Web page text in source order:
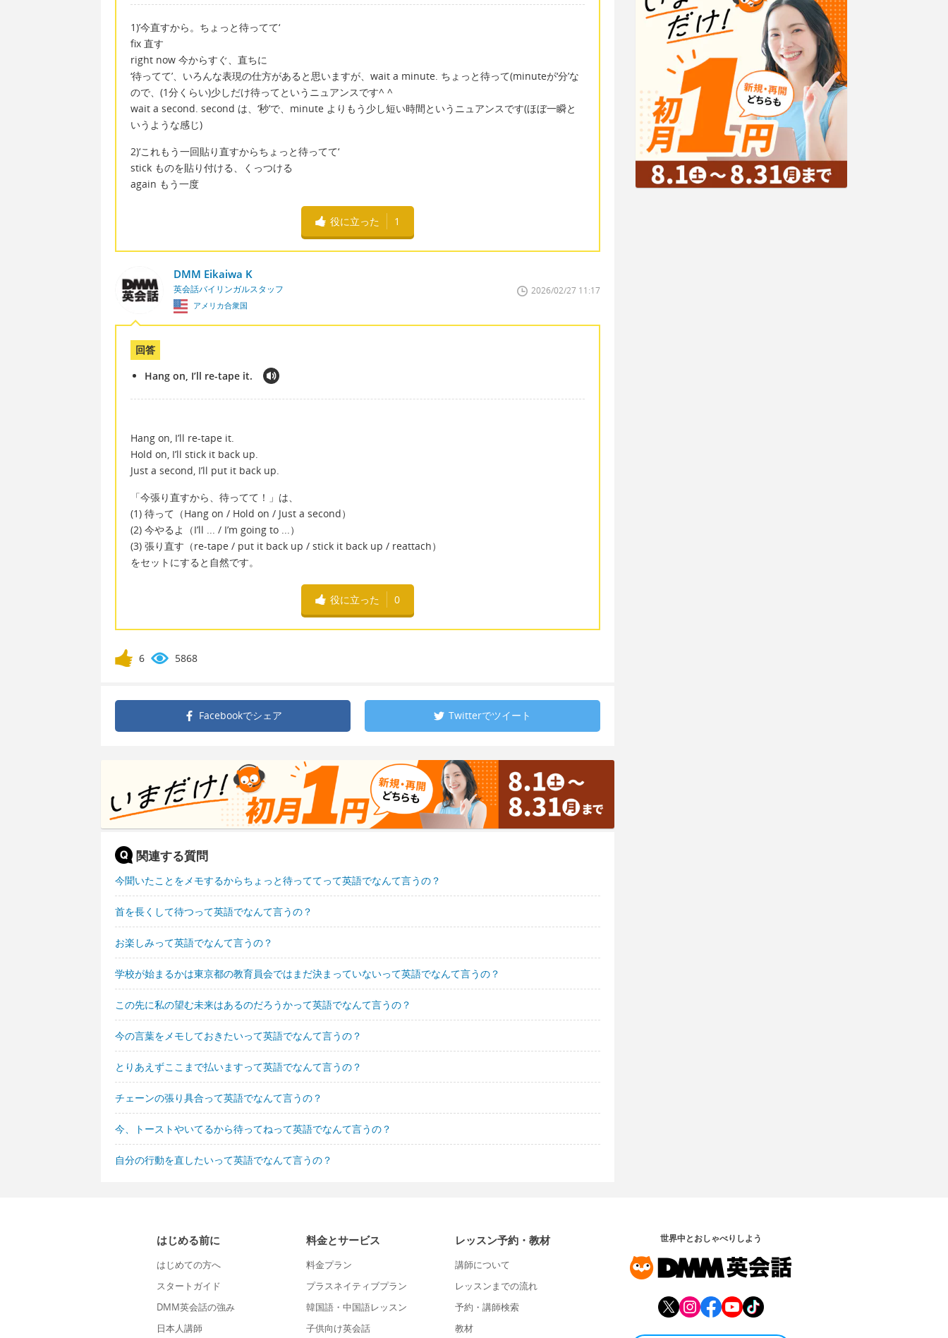
1)’今直すから。ちょっと待ってて‘
fix 直す
right now 今からすぐ、直ちに
‘待ってて’、いろんな表現の仕方があると思いますが、wait a minute. ちょっと待って(minuteが‘分’な
ので、(1分くらい)少しだけ待ってというニュアンスです^ ^
wait a second. second は、‘秒’で、minute よりもう少し短い時間というニュアンスです(ほぼ一瞬と
いうような感じ)
2)‘これもう一回貼り直すからちょっと待ってて‘
stick ものを貼り付ける、くっつける
again もう一度
役に立った 1
DMM Eikaiwa K
英会話バイリンガルスタッフ
アメリカ合衆国
2026/02/27 11:17
回答
Hang on, I’ll re-tape it.
Hang on, I’ll re-tape it.
Hold on, I’ll stick it back up.
Just a second, I’ll put it back up.
「今張り直すから、待ってて！」は、
(1) 待って（Hang on / Hold on / Just a second）
(2) 今やるよ（I’ll ... / I’m going to ...）
(3) 張り直す（re-tape / put it back up / stick it back up / reattach）
をセットにすると自然です。
役に立った 0
6 5868
Facebookでシェア Twitterでツイート
関連する質問
今聞いたことをメモするからちょっと待っててって英語でなんて言うの？
首を長くして待つって英語でなんて言うの？
お楽しみって英語でなんて言うの？
学校が始まるかは東京都の教育員会ではまだ決まっていないって英語でなんて言うの？
この先に私の望む未来はあるのだろうかって英語でなんて言うの？
今の言葉をメモしておきたいって英語でなんて言うの？
とりあえずここまで払いますって英語でなんて言うの？
チェーンの張り具合って英語でなんて言うの？
今、トーストやいてるから待ってねって英語でなんて言うの？
自分の行動を直したいって英語でなんて言うの？
はじめる前に
はじめての方へ
スタートガイド
DMM英会話の強み
日本人講師
料金とサービス
料金プラン
プラスネイティブプラン
韓国語・中国語レッスン
子供向け英会話
レッスン予約・教材
講師について
レッスンまでの流れ
予約・講師検索
教材
世界中とおしゃべりしよう